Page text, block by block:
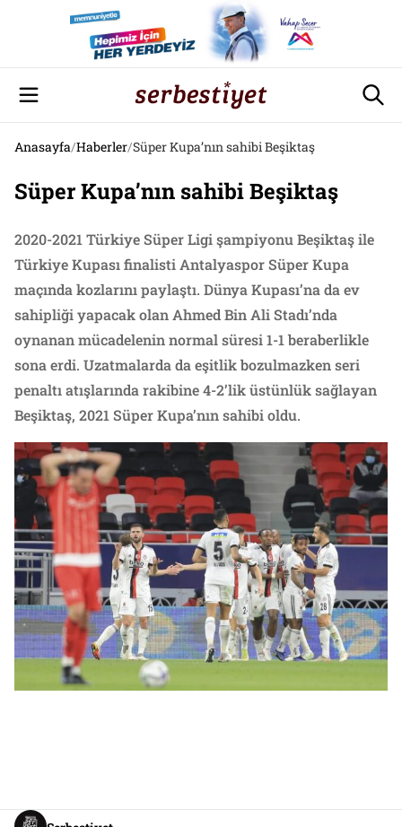
Anasayfa/Haberler/Süper Kupa’nın sahibi Beşiktaş
Süper Kupa’nın sahibi Beşiktaş
2020-2021 Türkiye Süper Ligi şampiyonu Beşiktaş ile
Türkiye Kupası finalisti Antalyaspor Süper Kupa
maçında kozlarını paylaştı. Dünya Kupası’na da ev
sahipliği yapacak olan Ahmed Bin Ali Stadı’nda
oynanan mücadelenin normal süresi 1-1 beraberlikle
sona erdi. Uzatmalarda da eşitlik bozulmazken seri
penaltı atışlarında rakibine 4-2’lik üstünlük sağlayan
Beşiktaş, 2021 Süper Kupa’nın sahibi oldu.